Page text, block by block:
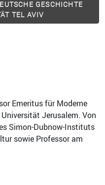
GESCHICHTE
TEL AVIV
Emeritus für Moderne
Jerusalem. Von
Simon-Dubnow-Instituts
sowie Professor am